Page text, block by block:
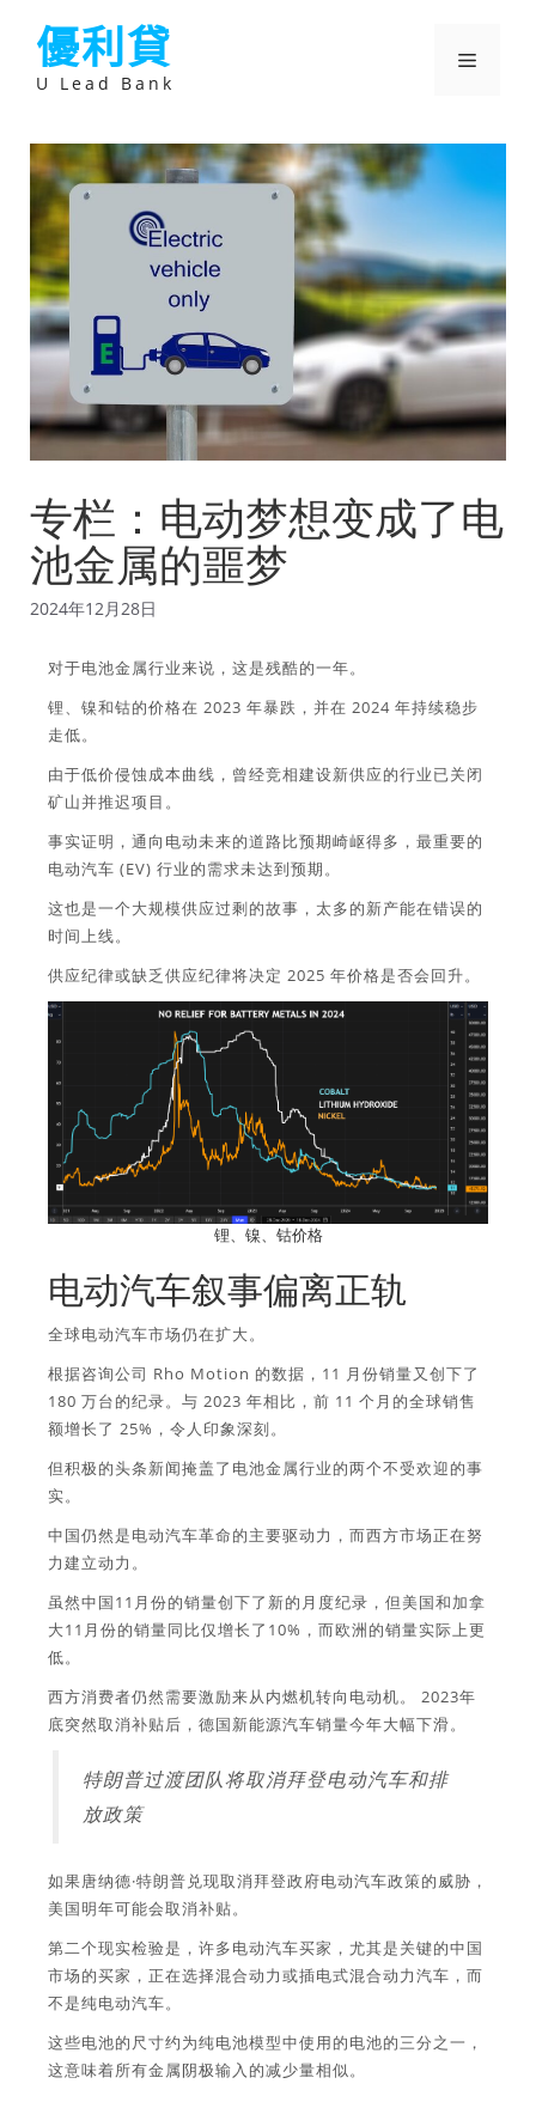
優利貸
U Lead Bank
選
专栏：电动梦想变成了电
池金属的噩梦
2024年12月28日
对于电池金属行业来说，这是残酷的一年。
锂、镍和钴的价格在 2023 年暴跌，并在 2024 年持续稳步
走低。
由于低价侵蚀成本曲线，曾经竞相建设新供应的行业已关闭
矿山并推迟项目。
事实证明，通向电动未来的道路比预期崎岖得多，最重要的
电动汽车 (EV) 行业的需求未达到预期。
这也是一个大规模供应过剩的故事，太多的新产能在错误的
时间上线。
供应纪律或缺乏供应纪律将决定 2025 年价格是否会回升。
锂、镍、钴价格
电动汽车叙事偏离正轨
全球电动汽车市场仍在扩大。
根据咨询公司 Rho Motion 的数据，11 月份销量又创下了
180 万台的纪录。与 2023 年相比，前 11 个月的全球销售
额增长了 25%，令人印象深刻。
但积极的头条新闻掩盖了电池金属行业的两个不受欢迎的事
实。
中国仍然是电动汽车革命的主要驱动力，而西方市场正在努
力建立动力。
虽然中国11月份的销量创下了新的月度纪录，但美国和加拿
大11月份的销量同比仅增长了10%，而欧洲的销量实际上更
低。
西方消费者仍然需要激励来从内燃机转向电动机。 2023年
底突然取消补贴后，德国新能源汽车销量今年大幅下滑。
特朗普过渡团队将取消拜登电动汽车和排
放政策
如果唐纳德·特朗普兑现取消拜登政府电动汽车政策的威胁，
美国明年可能会取消补贴。
第二个现实检验是，许多电动汽车买家，尤其是关键的中国
市场的买家，正在选择混合动力或插电式混合动力汽车，而
不是纯电动汽车。
这些电池的尺寸约为纯电池模型中使用的电池的三分之一，
这意味着所有金属阴极输入的减少量相似。